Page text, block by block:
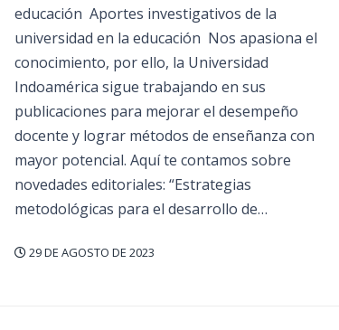
educación Aportes investigativos de la
universidad en la educación Nos apasiona el
conocimiento, por ello, la Universidad
Indoamérica sigue trabajando en sus
publicaciones para mejorar el desempeño
docente y lograr métodos de enseñanza con
mayor potencial. Aquí te contamos sobre
novedades editoriales: “Estrategias
metodológicas para el desarrollo de…
29 DE AGOSTO DE 2023